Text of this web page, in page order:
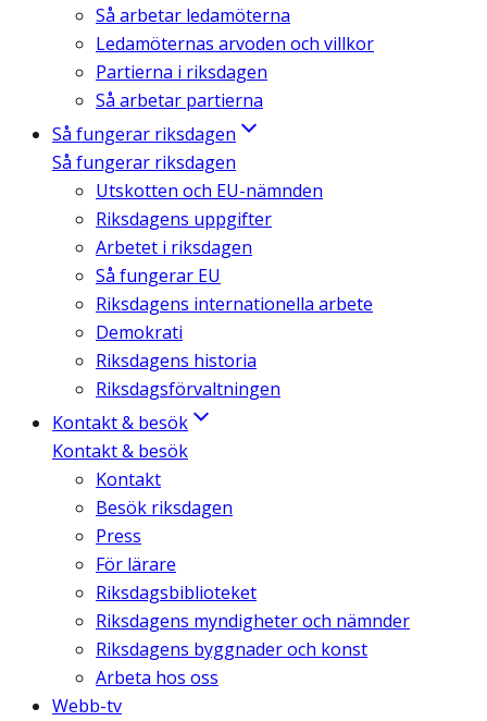
Så arbetar ledamöterna
Ledamöternas arvoden och villkor
Partierna i riksdagen
Så arbetar partierna
Så fungerar riksdagen
Så fungerar riksdagen
Utskotten och EU-nämnden
Riksdagens uppgifter
Arbetet i riksdagen
Så fungerar EU
Riksdagens internationella arbete
Demokrati
Riksdagens historia
Riksdagsförvaltningen
Kontakt & besök
Kontakt & besök
Kontakt
Besök riksdagen
Press
För lärare
Riksdagsbiblioteket
Riksdagens myndigheter och nämnder
Riksdagens byggnader och konst
Arbeta hos oss
Webb-tv